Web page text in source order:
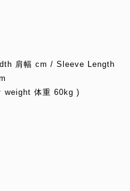
肩幅 cm / Sleeve Length
weight 体重 60kg )